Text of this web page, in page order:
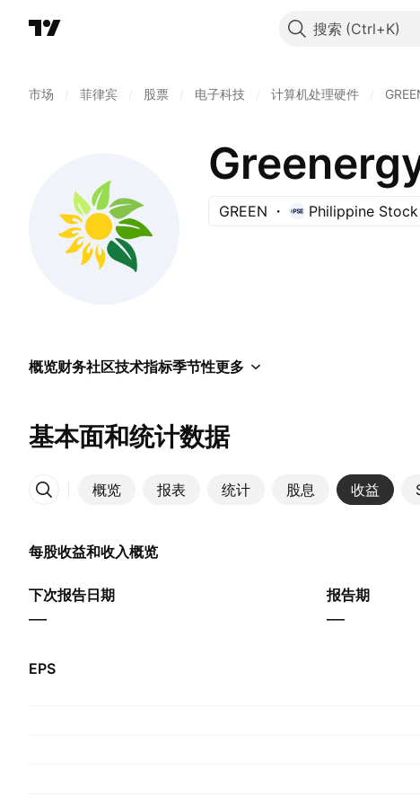
搜索
市场 菲律宾 股票 电子科技 计算机处理硬件
GREEN Philippine
概览财务社区技术指标季节性更多
基本面和统计数据
概览 报表 统计 股息 收益
更多
每股收益和收入概览
下次报告日期
—
报告期
—
EPS